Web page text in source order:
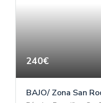
240€
BAJO/ Zona San